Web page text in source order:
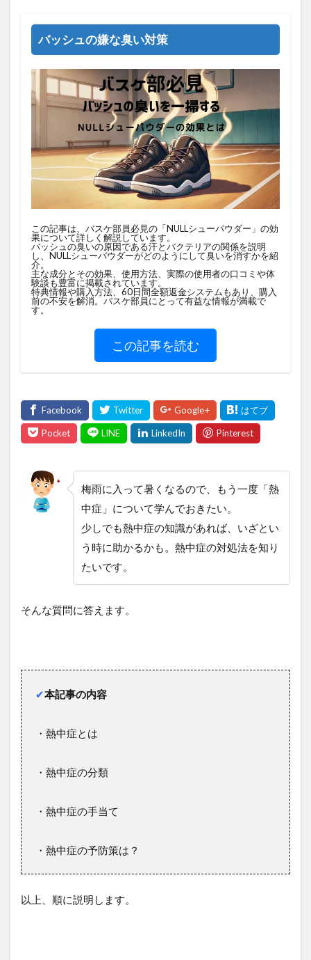
バッシュの嫌な臭い対策
この記事は、バスケ部員必見の「NULLシューパウダー」の効
果について詳しく解説しています。
バッシュの臭いの原因である汗とバクテリアの関係を説明
し、NULLシューパウダーがどのようにして臭いを消すかを紹
介。
主な成分とその効果、使用方法、実際の使用者の口コミや体
験談も豊富に掲載されています。
特典情報や購入方法、60日間全額返金システムもあり、購入
前の不安を解消。バスケ部員にとって有益な情報が満載で
す。
この記事を読む
梅雨に入って暑くなるので、もう一度「熱
中症」について学んでおきたい。
少しでも熱中症の知識があれば、いざとい
う時に助かるかも。熱中症の対処法を知り
たいです。
そんな質問に答えます。
✔︎本記事の内容
・熱中症とは
・熱中症の分類
・熱中症の手当て
・熱中症の予防策は？
以上、順に説明します。